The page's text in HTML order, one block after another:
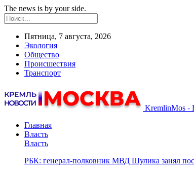
The news is by your side.
Пятница, 7 августа, 2026
Экология
Общество
Происшествия
Транспорт
KremlinMos -
Главная
Власть
Власть
РБК: генерал-полковник МВД Шулика занял